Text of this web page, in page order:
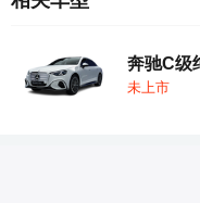
奔驰C级
未上市